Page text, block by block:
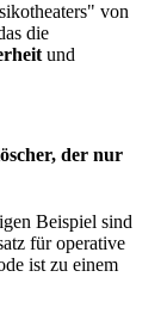
von
die
und
der nur
Beispiel sind
für operative
ist zu einem